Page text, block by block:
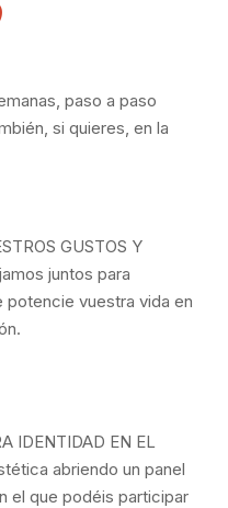
paso a paso
si quieres, en la
GUSTOS Y
juntos para
potencie vuestra vida en
IDENTIDAD EN EL
abriendo un panel
el que podéis participar